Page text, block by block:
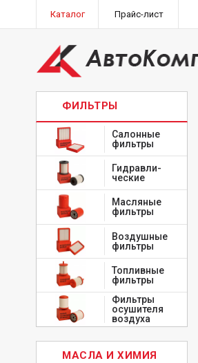
Каталог Прайс-лист
ФИЛЬТРЫ
Салонные
фильтры
Гидравли-
ческие
Масляные
фильтры
Воздушные
фильтры
Топливные
фильтры
Фильтры
осушителя
воздуха
МАСЛА И ХИМИЯ